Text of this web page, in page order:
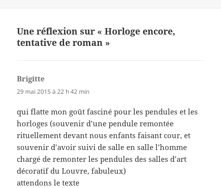
Une réflexion sur « Horloge encore,
tentative de roman »
Brigitte
29 mai 2015 à 22 h 42 min
qui flatte mon goût fasciné pour les pendules et les
horloges (souvenir d’une pendule remontée
rituellement devant nous enfants faisant cour, et
souvenir d’avoir suivi de salle en salle l’homme
chargé de remonter les pendules des salles d’art
décoratif du Louvre, fabuleux)
attendons le texte